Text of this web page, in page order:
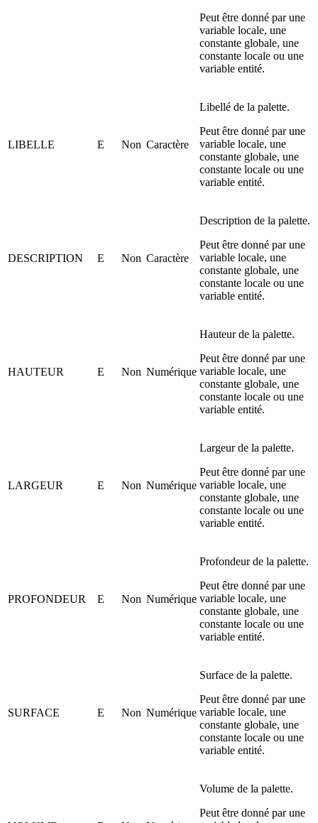
Peut être donné par une
variable locale, une
constante globale, une
constante locale ou une
variable entité.
LIBELLE E Non Caractère
Libellé de la palette.
Peut être donné par une
variable locale, une
constante globale, une
constante locale ou une
variable entité.
DESCRIPTION E Non Caractère
Description de la palette.
Peut être donné par une
variable locale, une
constante globale, une
constante locale ou une
variable entité.
HAUTEUR E Non Numérique
Hauteur de la palette.
Peut être donné par une
variable locale, une
constante globale, une
constante locale ou une
variable entité.
LARGEUR E Non Numérique
Largeur de la palette.
Peut être donné par une
variable locale, une
constante globale, une
constante locale ou une
variable entité.
PROFONDEUR E Non Numérique
Profondeur de la palette.
Peut être donné par une
variable locale, une
constante globale, une
constante locale ou une
variable entité.
SURFACE E Non Numérique
Surface de la palette.
Peut être donné par une
variable locale, une
constante globale, une
constante locale ou une
variable entité.
Volume de la palette.
Peut être donné par une